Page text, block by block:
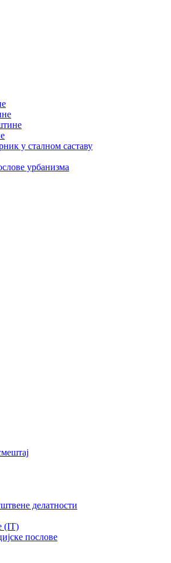
у сталном саставу
урбанизма
делатности
(IT)
послове